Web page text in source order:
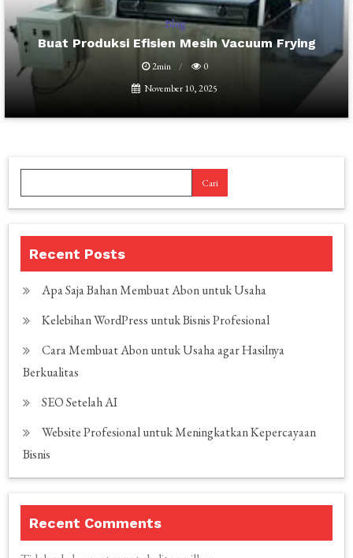
Blog
Buat Produksi Efisien Mesin Vacuum Frying
2min
0
November 10, 2025
Cari
Recent Posts
Apa Saja Bahan Membuat Abon untuk Usaha
Kelebihan WordPress untuk Bisnis Profesional
Cara Membuat Abon untuk Usaha agar Hasilnya
Berkualitas
SEO Setelah AI
Website Profesional untuk Meningkatkan Kepercayaan
Bisnis
Recent Comments